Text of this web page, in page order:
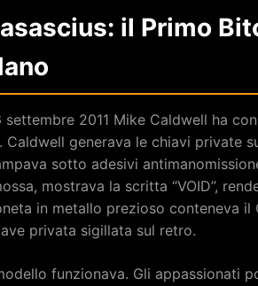
il Primo
settembre 2011 Mike Caldwell ha
Caldwell generava le chiavi private
sotto adesivi
mostrava la scritta “VOID”,
in metallo prezioso conteneva il
privata sigillata sul retro.
funzionava. Gli appassionati